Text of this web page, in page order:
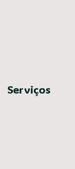
Serviços